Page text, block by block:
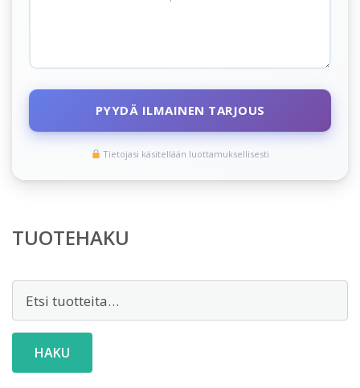
PYYDÄ ILMAINEN TARJOUS
Tietojasi käsitellään luottamuksellisesti
TUOTEHAKU
HAKU